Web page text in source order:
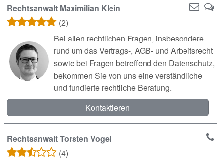
Rechtsanwalt Maximilian Klein
(2)
Bei allen rechtlichen Fragen, insbesondere
rund um das Vertrags-, AGB- und Arbeitsrecht
sowie bei Fragen betreffend den Datenschutz,
bekommen Sie von uns eine verständliche
und fundierte rechtliche Beratung.
Kontaktieren
Rechtsanwalt Torsten Vogel
(4)